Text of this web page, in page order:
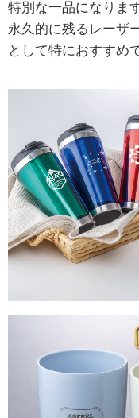
特別な一品になりま
永久的に残るレーザ
として特におすすめ